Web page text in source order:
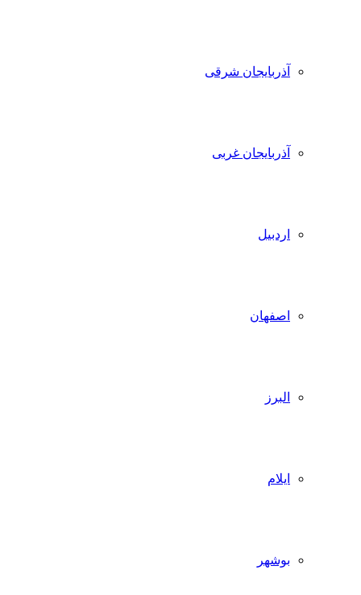
آذربایجان شرقی
آذربایجان غربی
اردبیل
اصفهان
البرز
ایلام
بوشهر